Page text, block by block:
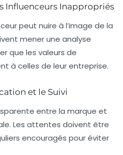
Influenceurs Inappropriés
peut nuire à l’image de la
mener une analyse
que les valeurs de
à celles de leur entreprise.
et le Suivi
entre la marque et
Les attentes doivent être
encouragés pour éviter